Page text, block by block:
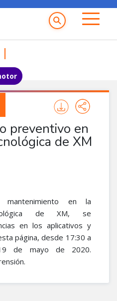
Menu principal
preventivo en
de XM
en la
de XM, se
en los aplicativos y
página, desde 17:30 a
de mayo de 2020.